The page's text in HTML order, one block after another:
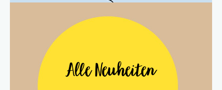
Alle Neuheiten